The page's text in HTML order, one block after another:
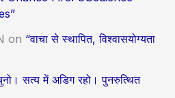
on “वाचा से स्थापित, विश्वासयोग्यता
सत्य में अडिग रहो। पुनरुत्थित